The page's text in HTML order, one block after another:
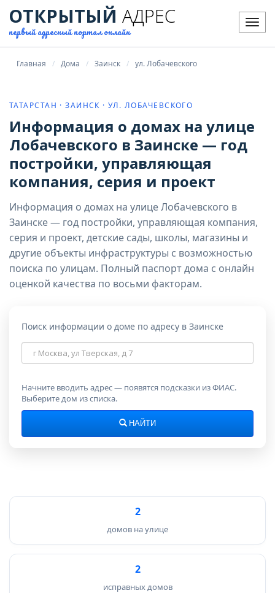
ОТКРЫТЫЙ АДРЕС
первый адресный портал онлайн
Главная Дома Заинск ул. Лобачевского
ТАТАРСТАН · ЗАИНСК · УЛ. ЛОБАЧЕВСКОГО
Информация о домах на улице
Лобачевского в Заинске — год
постройки, управляющая
компания, серия и проект
Информация о домах на улице Лобачевского в
Заинске — год постройки, управляющая компания,
серия и проект, детские сады, школы, магазины и
другие объекты инфраструктуры с возможностью
поиска по улицам. Полный паспорт дома с онлайн
оценкой качества по восьми факторам.
Поиск информации о доме по адресу в Заинске
Адрес
дома
Начните вводить адрес — появятся подсказки из ФИАС.
Выберите дом из списка.
НАЙТИ
2
домов на улице
2
исправных домов